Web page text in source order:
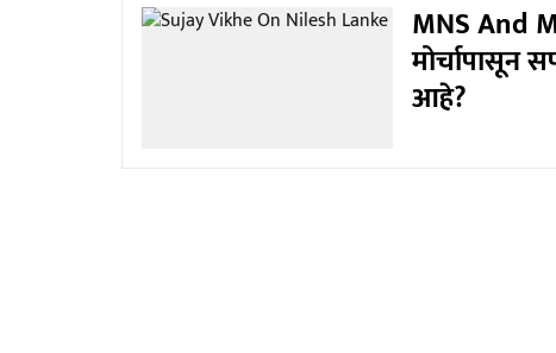
MNS And
मोर्चापासून
आहे?